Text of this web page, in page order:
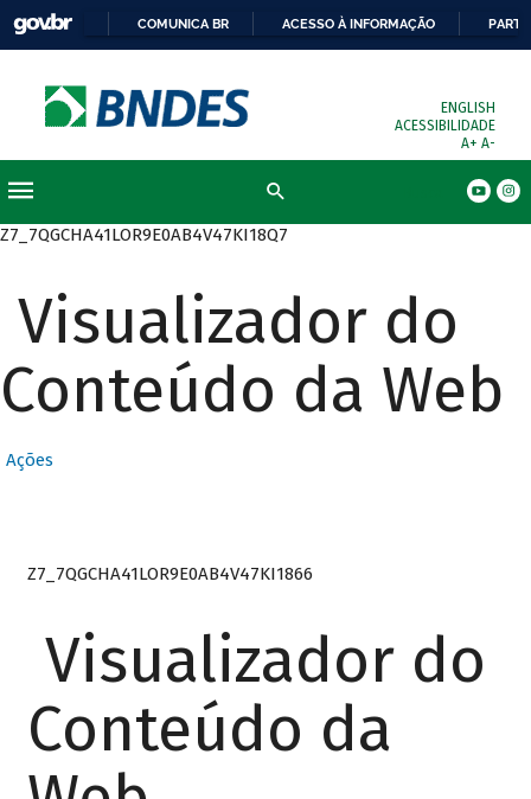
COMUNICA BR ACESSO À INFORMAÇÃO
ENGLISH
ACESSIBILIDADE
A+ A-
Z7_7QGCHA41LOR9E0AB4V47KI18Q7
Visualizador do
Conteúdo da Web
Ações
Z7_7QGCHA41LOR9E0AB4V47KI1866
Visualizador do
Conteúdo da